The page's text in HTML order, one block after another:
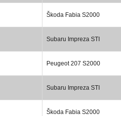
Škoda Fabia S2000
Subaru Impreza STI
Peugeot 207 S2000
Subaru Impreza STI
Škoda Fabia S2000